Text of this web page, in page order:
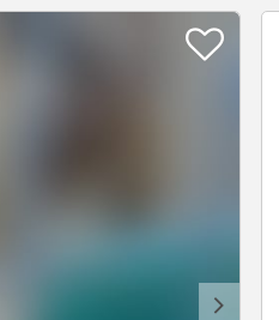

d